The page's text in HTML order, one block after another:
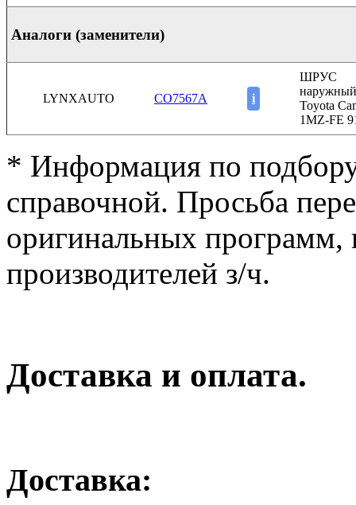
Аналоги (заменители)
LYNXAUTO CO7567A i
ШРУС
Toyota
1MZ-FE
* Информация по подбору
справочной. Просьба
оригинальных программ,
производителей з/ч.
Доставка и оплата.
Доставка: